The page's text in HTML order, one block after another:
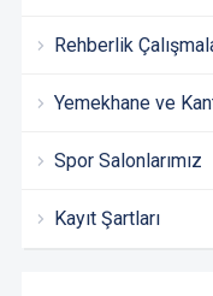
Rehberlik
Yemekhane ve
Spor Salonlarımız
Kayıt Şartları